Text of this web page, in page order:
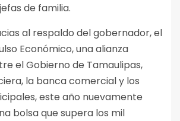
de familia.
al respaldo del gobernador, el
Económico, una alianza
el Gobierno de Tamaulipas,
la banca comercial y los
este año nuevamente
bolsa que supera los mil